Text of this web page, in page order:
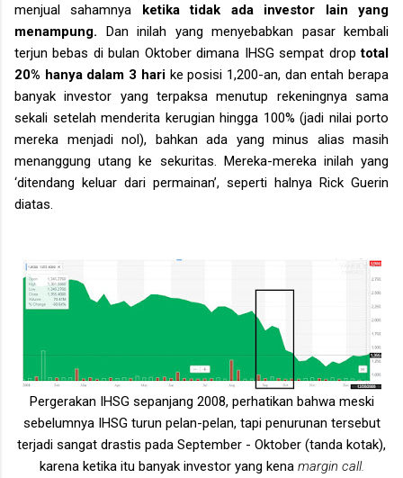
menjual sahamnya ketika tidak ada investor lain yang
menampung. Dan inilah yang menyebabkan pasar kembali
terjun bebas di bulan Oktober dimana IHSG sempat droptotal
20% hanya dalam 3 harike posisi 1,200-an, dan entah berapa
banyak investor yang terpaksa menutup rekeningnya sama
sekali setelah menderita kerugian hingga 100% (jadi nilai porto
mereka menjadi nol), bahkan ada yang minus alias masih
menanggung utang ke sekuritas. Mereka-mereka inilah yang
‘ditendang keluar dari permainan’, seperti halnya Rick Guerin
diatas.
Pergerakan IHSG sepanjang 2008, perhatikan bahwa meski
sebelumnya IHSG turun pelan-pelan, tapi penurunan tersebut
terjadi sangat drastis pada September - Oktober (tanda kotak),
karena ketika itu banyak investor yang kena margin call.